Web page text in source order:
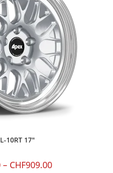
10RT 17″
– CHF909.00